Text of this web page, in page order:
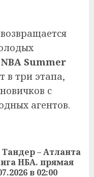
возвращается
NBA Summer
в три этапа,
с
агентов.
– Атланта
НБА. прямая
в 02:00